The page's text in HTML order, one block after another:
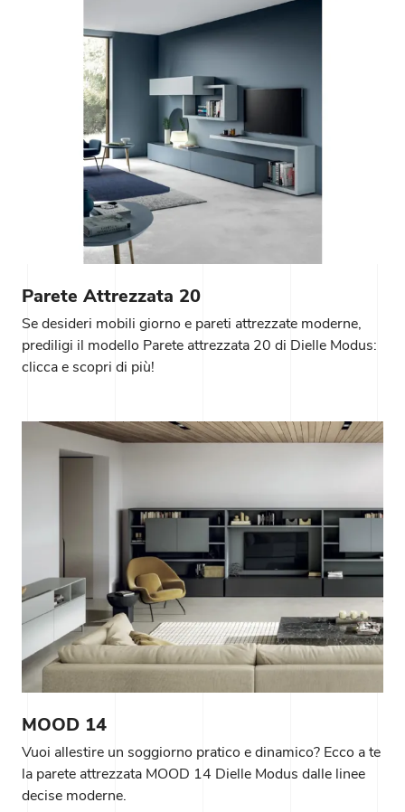
Parete Attrezzata 20
Se desideri mobili giorno e pareti attrezzate moderne,
prediligi il modello Parete attrezzata 20 di Dielle Modus:
clicca e scopri di più!
MOOD 14
Vuoi allestire un soggiorno pratico e dinamico? Ecco a te
la parete attrezzata MOOD 14 Dielle Modus dalle linee
decise moderne.